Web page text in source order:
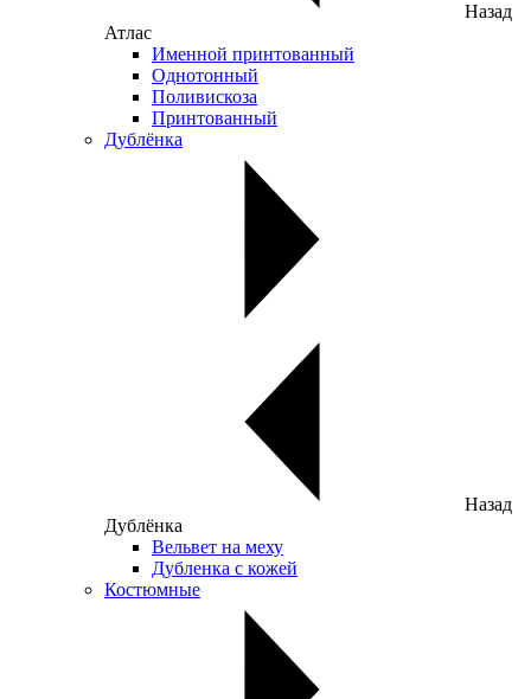
Назад
Атлас
Именной принтованный
Однотонный
Поливискоза
Принтованный
Дублёнка
Назад
Дублёнка
Вельвет на меху
Дубленка с кожей
Костюмные